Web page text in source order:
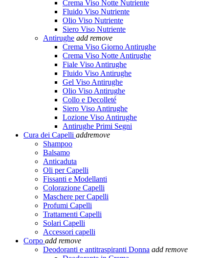
Crema Viso Notte Nutriente
Fluido Viso Nutriente
Olio Viso Nutriente
Siero Viso Nutriente
Antirughe add remove
Crema Viso Giorno Antirughe
Crema Viso Notte Antirughe
Fiale Viso Antirughe
Fluido Viso Antirughe
Gel Viso Antirughe
Olio Viso Antirughe
Collo e Decolleté
Siero Viso Antirughe
Lozione Viso Antirughe
Antirughe Primi Segni
Cura dei Capelli addremove
Shampoo
Balsamo
Anticaduta
Oli per Capelli
Fissanti e Modellanti
Colorazione Capelli
Maschere per Capelli
Profumi Capelli
Trattamenti Capelli
Solari Capelli
Accessori capelli
Corpo add remove
Deodoranti e antitraspiranti Donna add remove